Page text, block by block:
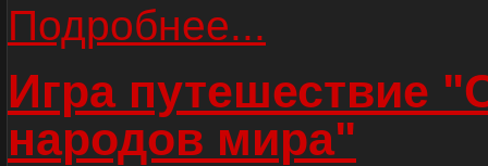
Подробнее...
Игра путешествие
народов мира"